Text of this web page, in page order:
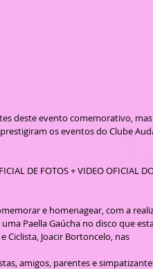
deste evento comemorativo, mas
os eventos do Clube
DE FOTOS + VIDEO OFICIAL
Paella Gaúcha no disco que
Joacir Bortoncelo, nas